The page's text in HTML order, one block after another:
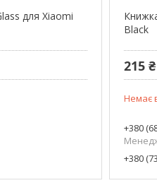
для Xiaomi
Black
215 ₴
Немає
+380
+380